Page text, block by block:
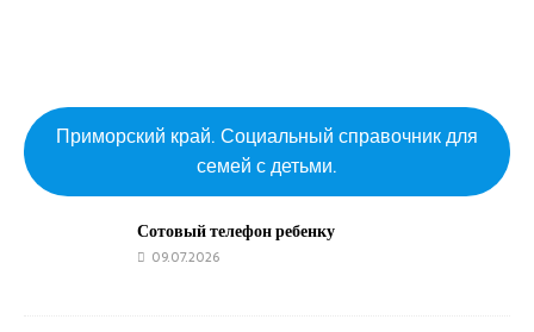
Приморский край. Социальный справочник для
семей с детьми.
Сотовый телефон ребенку
09.07.2026